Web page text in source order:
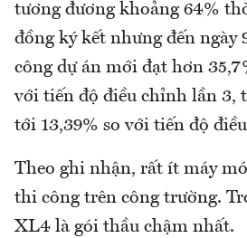
tương đương khoảng 64%
đồng ký kết nhưng đến ngày
công dự án mới đạt hơn
với tiến độ điều chỉnh lần 3,
tới 13,39% so với tiến độ
Theo ghi nhận, rất ít máy
thi công trên công trường.
XL4 là gói thầu chậm nhất.